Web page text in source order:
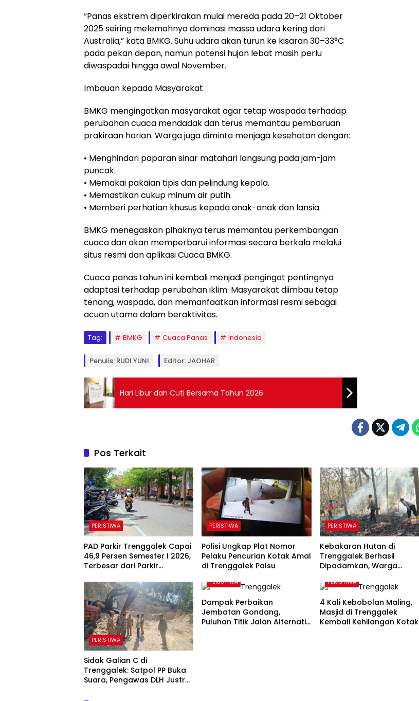
“Panas ekstrem diperkirakan mulai mereda pada 20–21 Oktober
2025 seiring melemahnya dominasi massa udara kering dari
Australia,” kata BMKG. Suhu udara akan turun ke kisaran 30–33°C
pada pekan depan, namun potensi hujan lebat masih perlu
diwaspadai hingga awal November.
Imbauan kepada Masyarakat
BMKG mengingatkan masyarakat agar tetap waspada terhadap
perubahan cuaca mendadak dan terus memantau pembaruan
prakiraan harian. Warga juga diminta menjaga kesehatan dengan:
• Menghindari paparan sinar matahari langsung pada jam-jam
puncak.
• Memakai pakaian tipis dan pelindung kepala.
• Memastikan cukup minum air putih.
• Memberi perhatian khusus kepada anak-anak dan lansia.
BMKG menegaskan pihaknya terus memantau perkembangan
cuaca dan akan memperbarui informasi secara berkala melalui
situs resmi dan aplikasi Cuaca BMKG.
Cuaca panas tahun ini kembali menjadi pengingat pentingnya
adaptasi terhadap perubahan iklim. Masyarakat diimbau tetap
tenang, waspada, dan memanfaatkan informasi resmi sebagai
acuan utama dalam beraktivitas.
Tag: BMKG Cuaca Panas Indonesia
Penulis: RUDI YUNI Editor: JAOHAR
Hari Libur dan Cuti Bersama Tahun 2026
Pos Terkait
PERISTIWA
PAD Parkir Trenggalek Capai
46,9 Persen Semester I 2026,
Terbesar dari Parkir
PERISTIWA
Polisi Ungkap Plat Nomor
Pelaku Pencurian Kotak Amal
di Trenggalek Palsu
PERISTIWA
Kebakaran Hutan di
Trenggalek Berhasil
Dipadamkan, Warga
PERISTIWA
Sidak Galian C di
Trenggalek: Satpol PP Buka
Suara, Pengawas DLH Justru
PERISTIWA
Dampak Perbaikan
Jembatan Gondang,
Puluhan Titik Jalan Alternatif
PERISTIWA
4 Kali Kebobolan Maling,
Masjid di Trenggalek
Kembali Kehilangan Kotak